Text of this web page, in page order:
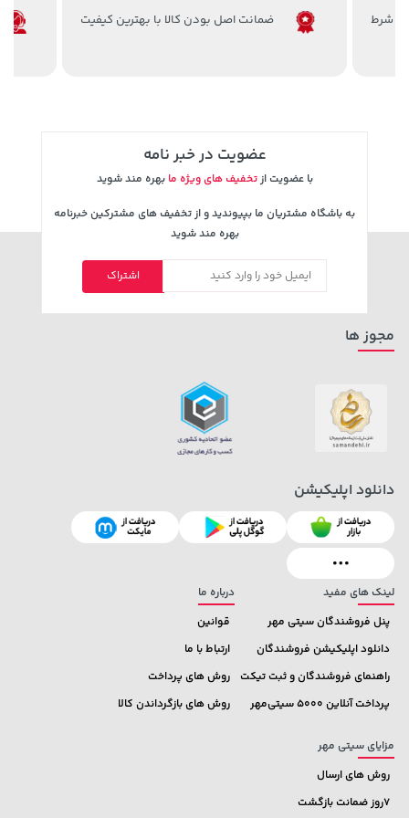
خرید
2,754,500 تومان
2,729,000 تومان خرید
3,479,000 تومان
4,580,000
ضمانت اصل بودن کالا با بهترین کیفیت
عضویت در خبر نامه
با عضویت ازتخفیف های ویژه ما بهره مند شوید
به باشگاه مشتریان ما بپیوندید و از تخفیف های مشترکین خبرنامه
بهره مند شوید
اشتراک
لینک های مفید
پنل فروشندگان سیتی مهر
دانلود اپلیکیشن فروشندگان
راهنمای فروشندگان و ثبت تیکت
پرداخت آنلاین 5000 سیتی‌مهر
درباره ما
قوانین
ارتباط با ما
روش های پرداخت
روش های بازگرداندن کالا
مزایای سیتی مهر
روش های ارسال
7روز ضمانت بازگشت
مجوز ها
دانلود اپلیکیشن